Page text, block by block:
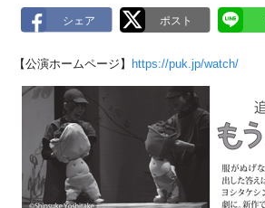
【公演ホームページ】 https://puk.jp/watch/